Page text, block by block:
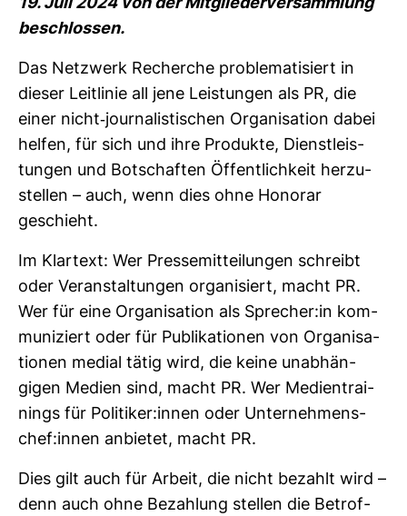
19. Juli 2024 von der Mit­glie­der­ver­samm­lung
beschlossen.
Das Netz­werk Recherche pro­ble­ma­ti­siert in
dieser Leit­linie all jene Leis­tungen als PR, die
einer nicht-​jour­na­lis­ti­schen Orga­ni­sa­tion dabei
helfen, für sich und ihre Pro­dukte, Dienst­leis­
tungen und Bot­schaften Öffent­lich­keit her­zu­
stellen – auch, wenn dies ohne Honorar
geschieht.
Im Klar­text: Wer Pres­se­mit­tei­lungen schreibt
oder Ver­an­stal­tungen orga­ni­siert, macht PR.
Wer für eine Orga­ni­sa­tion als Spre­cher:in kom­
mu­ni­ziert oder für Publi­ka­tionen von Orga­ni­sa­
tionen medial tätig wird, die keine unab­hän­
gigen Medien sind, macht PR. Wer Medi­en­trai­
nings für Poli­tiker:innen oder Unter­neh­mens­
chef:innen anbietet, macht PR.
Dies gilt auch für Arbeit, die nicht bezahlt wird –
denn auch ohne Bezah­lung stellen die Betrof­